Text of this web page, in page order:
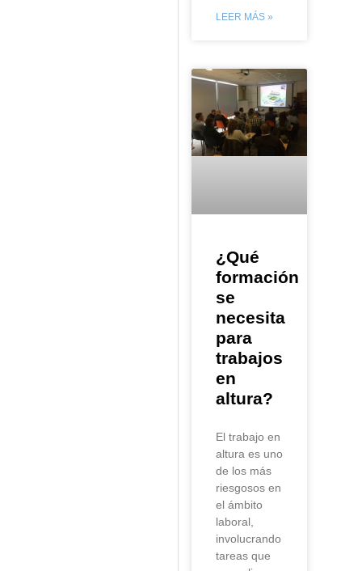
LEER MÁS »
¿Qué
formación
se
necesita
para
trabajos
en
altura?
El trabajo en
altura es uno
de los más
riesgosos en
el ámbito
laboral,
involucrando
tareas que